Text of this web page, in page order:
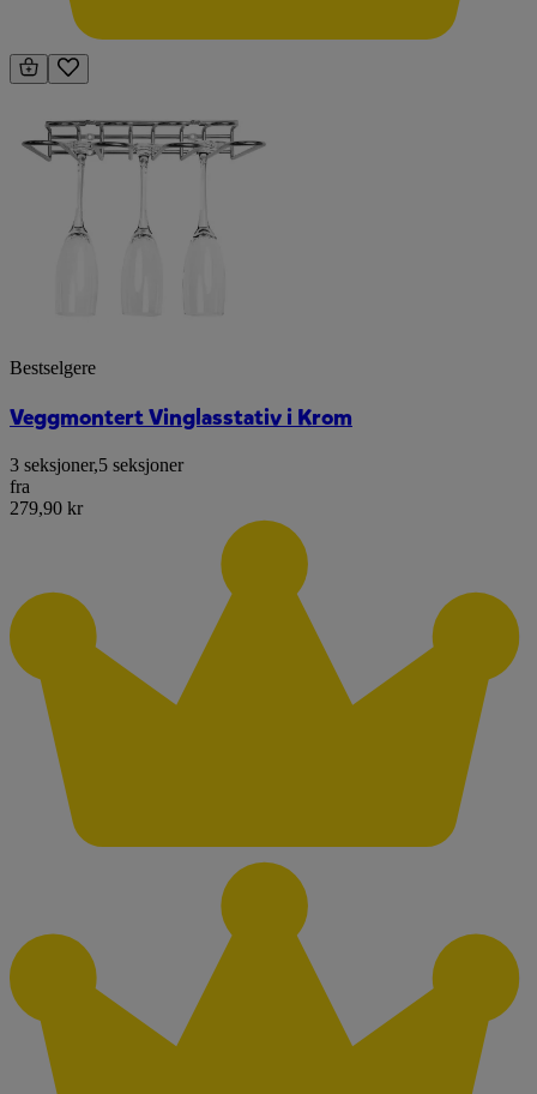
Bestselgere
Veggmontert Vinglasstativ i Krom
3 seksjoner,5 seksjoner
fra
279,90 kr